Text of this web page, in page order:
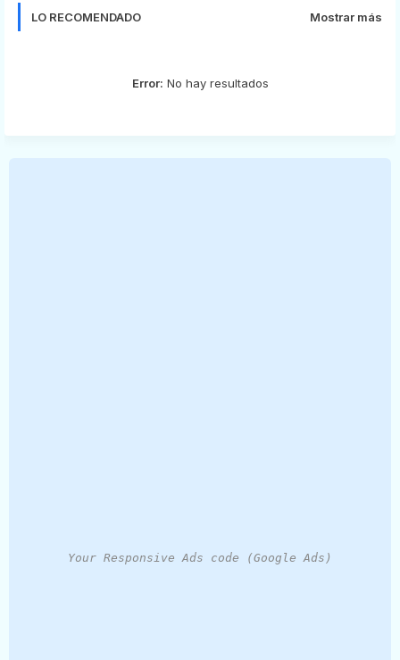
LO RECOMENDADO Mostrar más
Error: No hay resultados
Your Responsive Ads code (Google Ads)